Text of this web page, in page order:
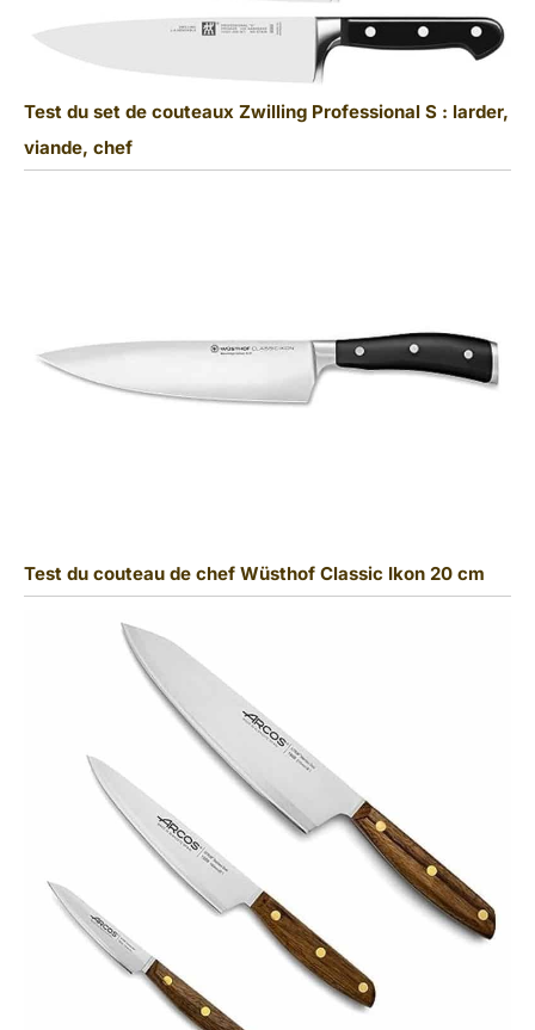
Test du set de couteaux Zwilling Professional S : larder,
viande, chef
Test du couteau de chef Wüsthof Classic Ikon 20 cm